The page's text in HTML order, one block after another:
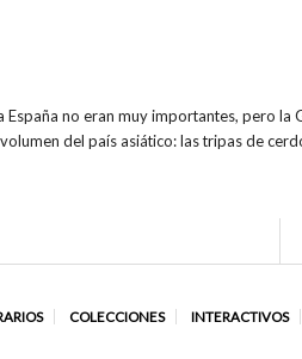
no eran muy importantes, pero la
del país asiático: las tripas de
COLECCIONES INTERACTIVOS